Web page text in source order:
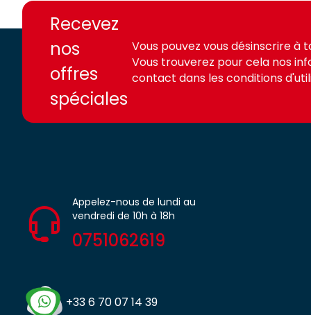
access.fr
access.fr
Recevez
nos
offres
spéciales
Vous pouvez vous désinscrire à
Vous trouverez pour cela nos
contact dans les conditions
Appelez-nous de lundi au
vendredi de 10h à 18h
0751062619
+33 6 70 07 14 39